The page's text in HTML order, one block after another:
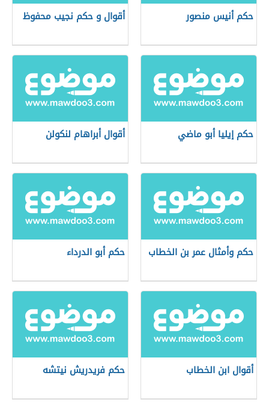
حكم أنيس منصور أقوال و حكم نجيب محفوظ
حكم إيليا أبو ماضي أقوال أبراهام لنكولن
حكم وأمثال عمر بن الخطاب حكم أبو الدرداء
أقوال ابن الخطاب حكم فريدريش نيتشه